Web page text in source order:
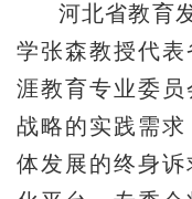
河北省教育
学张森教授代
涯教育专业委
战略的实践需
体发展的终身